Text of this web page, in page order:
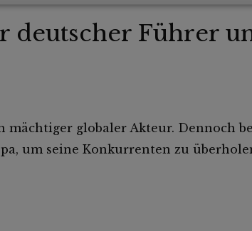
deutscher Führer
globaler Akteur. Dennoch
um seine Konkurrenten zu